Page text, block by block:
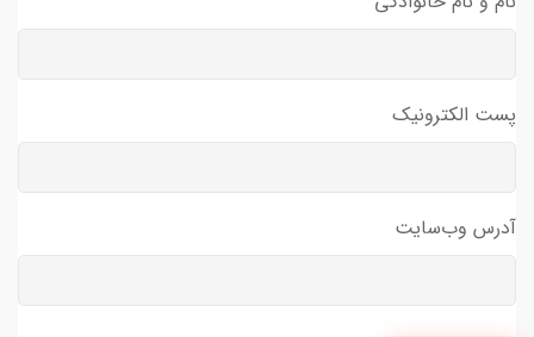
پست الکترونیک
آدرس وب‌سایت